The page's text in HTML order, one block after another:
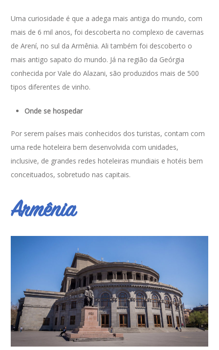
Uma curiosidade é que a adega mais antiga do mundo, com
mais de 6 mil anos, foi descoberta no complexo de cavernas
de Arení, no sul da Armênia. Ali também foi descoberto o
mais antigo sapato do mundo. Já na região da Geórgia
conhecida por Vale do Alazani, são produzidos mais de 500
tipos diferentes de vinho.
Onde se hospedar
Por serem países mais conhecidos dos turistas, contam com
uma rede hoteleira bem desenvolvida com unidades,
inclusive, de grandes redes hoteleiras mundiais e hotéis bem
conceituados, sobretudo nas capitais.
Armênia